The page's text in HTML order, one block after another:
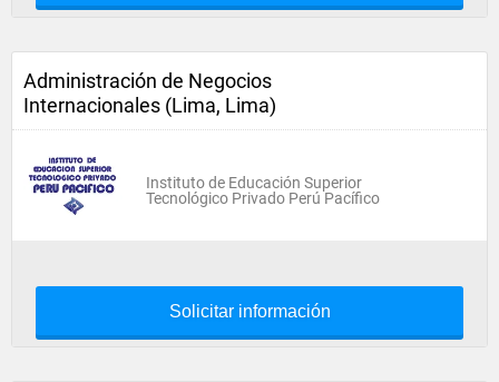
Administración de Negocios
Internacionales (Lima, Lima)
Instituto de Educación Superior
Tecnológico Privado Perú Pacífico
Solicitar información